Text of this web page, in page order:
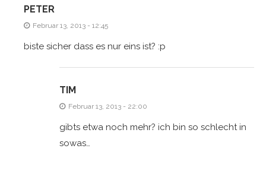
PETER
Februar 13, 2013 - 12:45
biste sicher dass es nur eins ist? :p
TIM
Februar 13, 2013 - 22:00
gibts etwa noch mehr? ich bin so schlecht in
sowas…